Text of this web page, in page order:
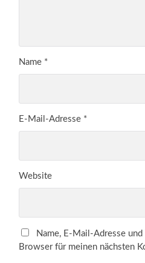
Name *
E-Mail-Adresse *
Website
Name, E-Mail-Adresse
Browser für meinen nächsten